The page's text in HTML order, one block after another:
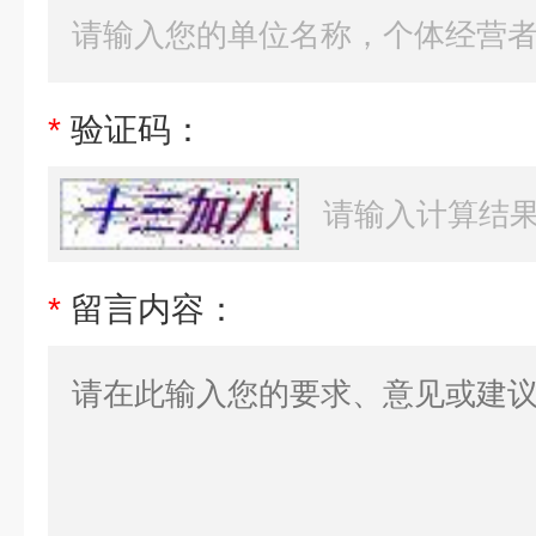
* 验证码：
* 留言内容：